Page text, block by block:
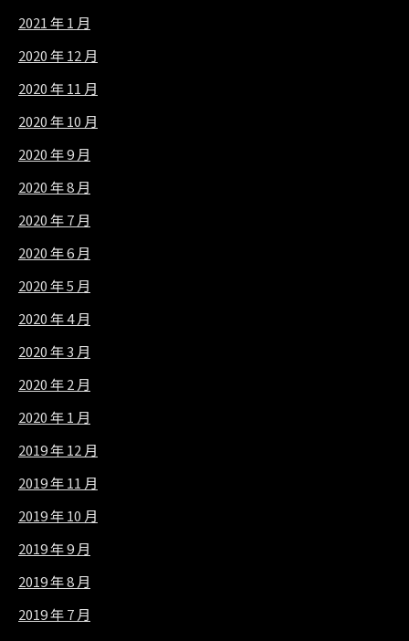
2021 年 1 月
2020 年 12 月
2020 年 11 月
2020 年 10 月
2020 年 9 月
2020 年 8 月
2020 年 7 月
2020 年 6 月
2020 年 5 月
2020 年 4 月
2020 年 3 月
2020 年 2 月
2020 年 1 月
2019 年 12 月
2019 年 11 月
2019 年 10 月
2019 年 9 月
2019 年 8 月
2019 年 7 月